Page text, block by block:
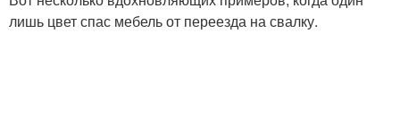
лишь цвет спас мебель от переезда на свалку.